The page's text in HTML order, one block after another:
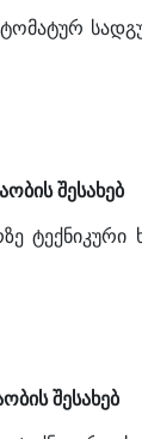
შესახებ
შესახებ